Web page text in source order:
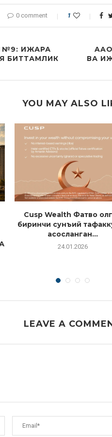
0 comment 1
№9: ИЖАРА
БИТТАМЛИК
ВА
YOU MAY ALSO
Cusp Wealth Фатво
биринчи сунъий
асосланган...
24.01.2026
LEAVE A